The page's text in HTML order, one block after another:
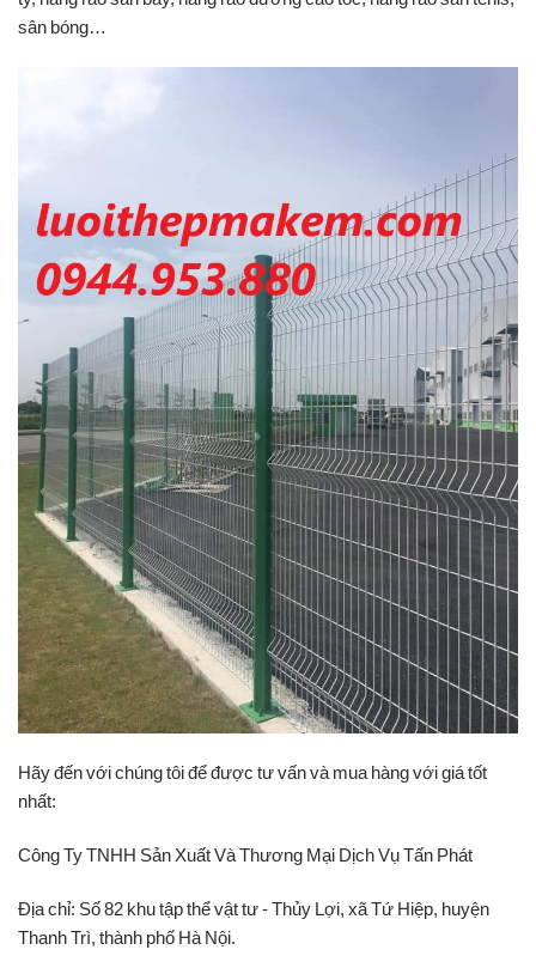
sân bóng…
Hãy đến với chúng tôi để được tư vấn và mua hàng với giá tốt
nhất:
Công Ty TNHH Sản Xuất Và Thương Mại Dịch Vụ Tấn Phát
Địa chỉ: Số 82 khu tập thể vật tư - Thủy Lợi, xã Tứ Hiệp, huyện
Thanh Trì, thành phố Hà Nội.